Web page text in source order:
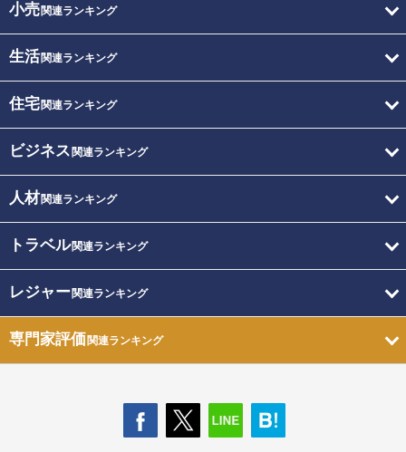
小売関連ランキング
生活関連ランキング
住宅関連ランキング
ビジネス 関連ランキング
人材関連ランキング
トラベル関連ランキング
レジャー関連ランキング
専門家評価関連ランキング